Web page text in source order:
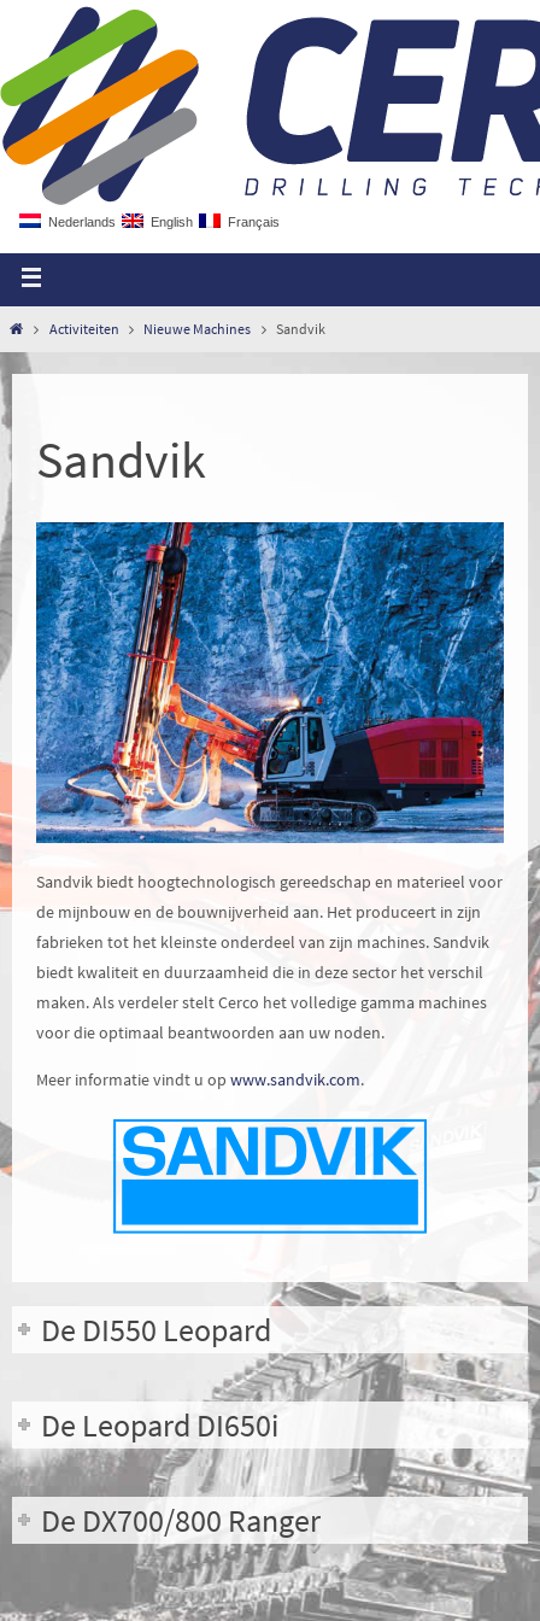
Nederlands English Français
Activiteiten Nieuwe Machines Sandvik
Sandvik
Sandvik biedt hoogtechnologisch gereedschap en materieel voor
de mijnbouw en de bouwnijverheid aan. Het produceert in zijn
fabrieken tot het kleinste onderdeel van zijn machines. Sandvik
biedt kwaliteit en duurzaamheid die in deze sector het verschil
maken. Als verdeler stelt Cerco het volledige gamma machines
voor die optimaal beantwoorden aan uw noden.
Meer informatie vindt u op www.sandvik.com.
De DI550 Leopard
De Leopard DI650i
De DX700/800 Ranger